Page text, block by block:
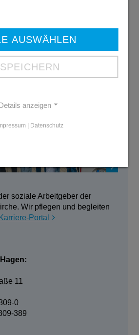
soziale Arbeitgeber der
Wir pflegen und begleiten
Portal
11
0
389
AUSWÄHLEN
SPEICHERN
anzeigen
| Datenschutz